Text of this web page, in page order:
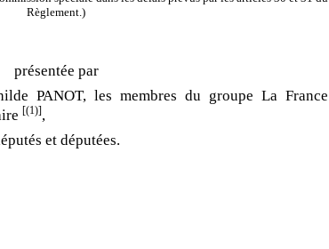
Règlement.)
présentée par
PANOT, les membres du groupe La France
[(1)] ,
et députées.